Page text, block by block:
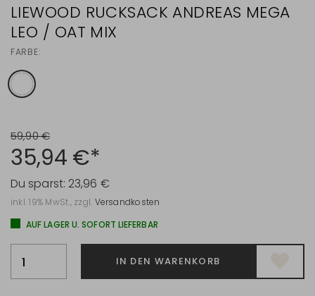
LIEWOOD RUCKSACK ANDREAS MEGA
LEO / OAT MIX
FARBE:
59,90 €
35,94 €*
Du sparst: 23,96 €
inkl. 19% MwSt., zzgl. Versandkosten
AUF LAGER U. SOFORT LIEFERBAR
IN DEN WARENKORB